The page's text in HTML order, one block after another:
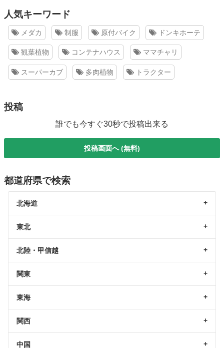
人気キーワード
メダカ 制服 原付バイク ドンキホーテ
観葉植物 コンテナハウス ママチャリ
スーパーカブ 多肉植物 トラクター
投稿
誰でも今すぐ30秒で投稿出来る
投稿画面へ (無料)
都道府県で検索
北海道
東北
北陸・甲信越
関東
東海
関西
中国